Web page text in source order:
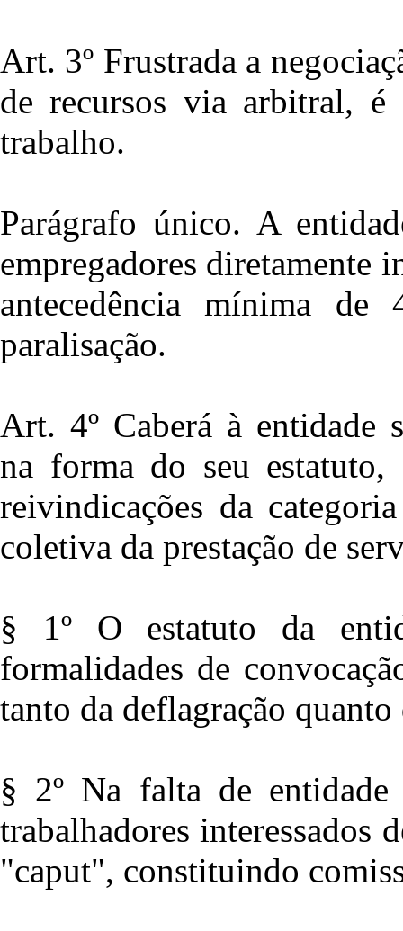
Art. 3º Frustrada a
de recursos via arbitral, é
trabalho.
Parágrafo único. A
empregadores diretamente
antecedência mínima
paralisação.
Art. 4º Caberá à entidade
na forma do seu estatuto,
reivindicações da
coletiva da prestação de
§ 1º O estatuto da
formalidades de
tanto da deflagração quanto
§ 2º Na falta de entidade
trabalhadores interessados
"caput", constituindo